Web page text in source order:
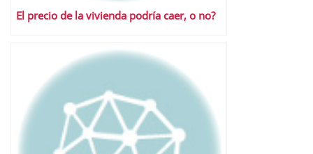
El precio de la vivienda podría caer, o no?